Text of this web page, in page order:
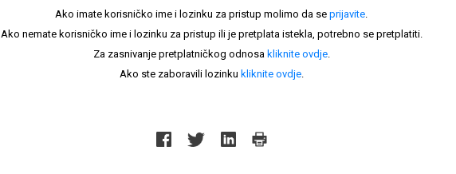
Ako imate korisničko ime i lozinku za pristup molimo da se prijavite.
Ako nemate korisničko ime i lozinku za pristup ili je pretplata istekla, potrebno se pretplatiti.
Za zasnivanje pretplatničkog odnosa kliknite ovdje.
Ako ste zaboravili lozinku kliknite ovdje.